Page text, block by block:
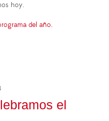
hoy.
del año.
el